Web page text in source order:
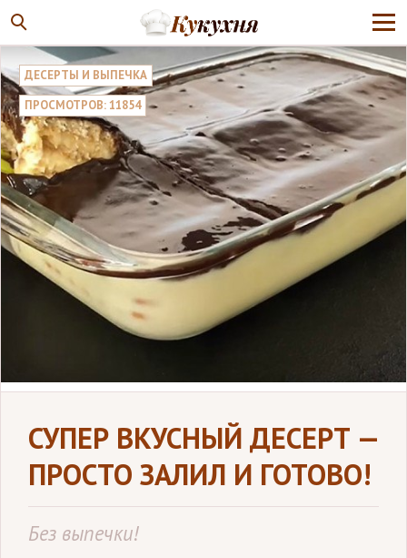
ДЕСЕРТЫ И ВЫПЕЧКА
ПРОСМОТРОВ: 11854
СУПЕР ВКУСНЫЙ ДЕСЕРТ —
ПРОСТО ЗАЛИЛ И ГОТОВО!
Без выпечки!